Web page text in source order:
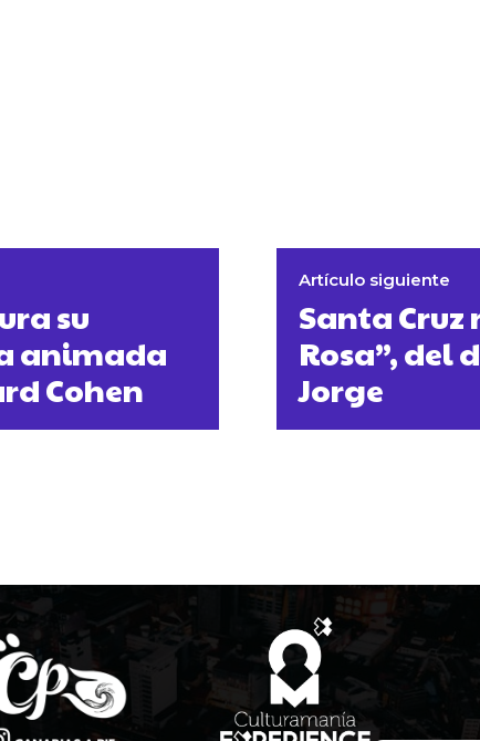
su
animada
Cohen
Artículo siguiente
Santa Cruz
Rosa”, del
Jorge